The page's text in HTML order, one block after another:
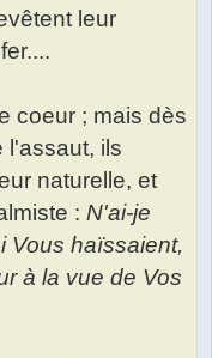
leur
coeur ; mais dès
l'assaut, ils
naturelle, et
: N'ai-je
Vous haïssaient,
à la vue de Vos